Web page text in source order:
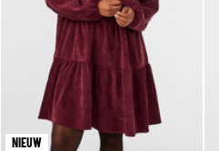
NIEUW